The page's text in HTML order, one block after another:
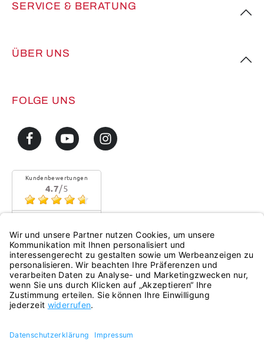
SERVICE & BERATUNG
ÜBER UNS
FOLGE UNS
Kundenbewertungen
4.7/5
eKomi